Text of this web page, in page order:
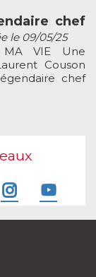
chef
le 09/05/25
MA VIE Une
Couson
chef